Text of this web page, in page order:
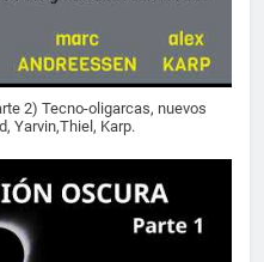
2) Tecno-oligarcas, nuevos
Yarvin,Thiel, Karp.